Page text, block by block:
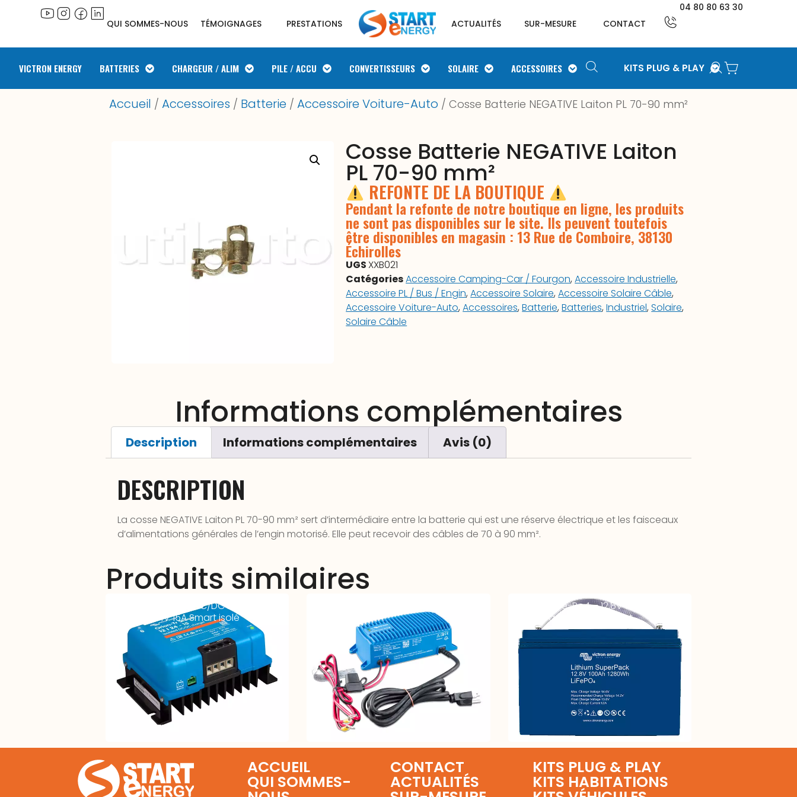
QUI SOMMES-NOUS TÉMOIGNAGES PRESTATIONS ACTUALITÉS SUR-MESURE CONTACT
04 80 80 63 30
VICTRON ENERGY BATTERIES CHARGEUR / ALIM PILE / ACCU CONVERTISSEURS SOLAIRE ACCESSOIRES KITS PLUG & PLAY
Accueil / Accessoires / Batterie / Accessoire Voiture-Auto / Cosse Batterie NEGATIVE Laiton PL 70-90 mm²
Cosse Batterie NEGATIVE Laiton
PL 70-90 mm²
REFONTE DE LA BOUTIQUE
Pendant la refonte de notre boutique en ligne, les produits
ne sont pas disponibles sur le site. Ils peuvent toutefois
être disponibles en magasin : 13 Rue de Comboire, 38130
Échirolles
UGS XXB021
CatégoriesAccessoire Camping-Car / Fourgon,Accessoire Industrielle,
Accessoire PL / Bus / Engin,Accessoire Solaire,Accessoire Solaire Câble,
Accessoire Voiture-Auto,Accessoires,Batterie,Batteries,Industriel,Solaire,
Solaire Câble
Informations complémentaires
Description Informations complémentaires Avis (0)
DESCRIPTION
La cosse NEGATIVE Laiton PL 70-90 mm² sert d’intermédiaire entre la batterie qui est une réserve électrique et les faisceaux
d’alimentations générales de l’engin motorisé. Elle peut recevoir des câbles de 70 à 90 mm².
Produits similaires
Chargeur Victron DC/DC intelligent
Buck- 12-24V 15A Smart isolé
12-17(1) – 12V 17A
Batterie LiFe-Po4 – 12,8V 100Ah –
Super Pack – High Current
ACCUEIL
QUI SOMMES-
CONTACT
ACTUALITÉS
KITS PLUG & PLAY
KITS HABITATIONS